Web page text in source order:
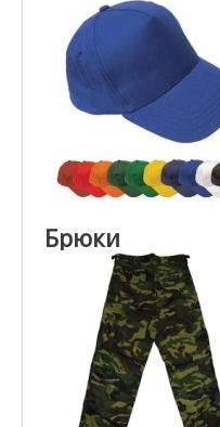
Брюки